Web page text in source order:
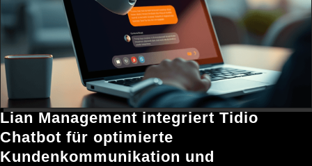
Lian Management integriert Tidio
Chatbot für optimierte
Kundenkommunikation und